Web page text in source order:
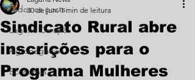
Todos os posts
Laguna Carapã
Agronegócio
Economia
Sindicato Rural abre
inscrições para o
Programa Mulheres
30 de jun. 1 min de leitura